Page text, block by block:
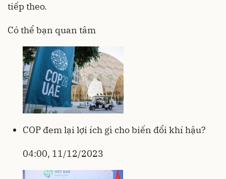
tiếp theo.
Có thể bạn quan tâm
COP đem lại lợi ích gì cho biến đổi khí hậu?
04:00, 11/12/2023